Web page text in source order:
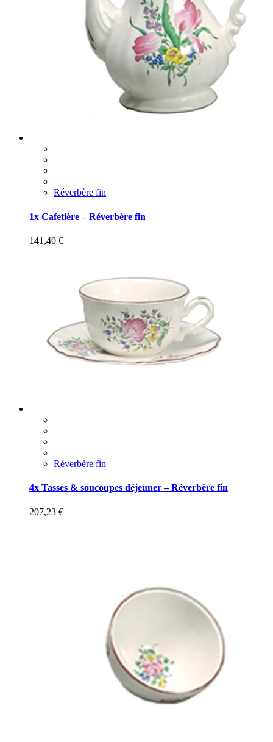
Réverbère fin
1x Cafetière – Réverbère fin
141,40 €
Réverbère fin
4x Tasses & soucoupes déjeuner – Réverbère fin
207,23 €